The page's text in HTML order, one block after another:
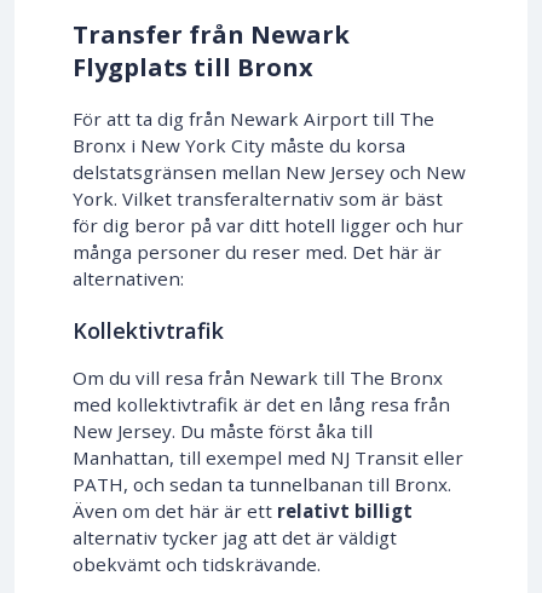
Transfer från Newark
Flygplats till Bronx
För att ta dig från Newark Airport till The
Bronx i New York City måste du korsa
delstatsgränsen mellan New Jersey och New
York. Vilket transferalternativ som är bäst
för dig beror på var ditt hotell ligger och hur
många personer du reser med. Det här är
alternativen:
Kollektivtrafik
Om du vill resa från Newark till The Bronx
med kollektivtrafik är det en lång resa från
New Jersey. Du måste först åka till
Manhattan, till exempel med NJ Transit eller
PATH, och sedan ta tunnelbanan till Bronx.
Även om det här är ett relativt billigt
alternativ tycker jag att det är väldigt
obekvämt och tidskrävande.